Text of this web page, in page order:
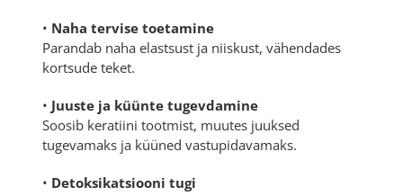
• Naha tervise toetamine
Parandab naha elastsust ja niiskust, vähendades
kortsude teket.
• Juuste ja küünte tugevdamine
Soosib keratiini tootmist, muutes juuksed
tugevamaks ja küüned vastupidavamaks.
• Detoksikatsiooni tugi